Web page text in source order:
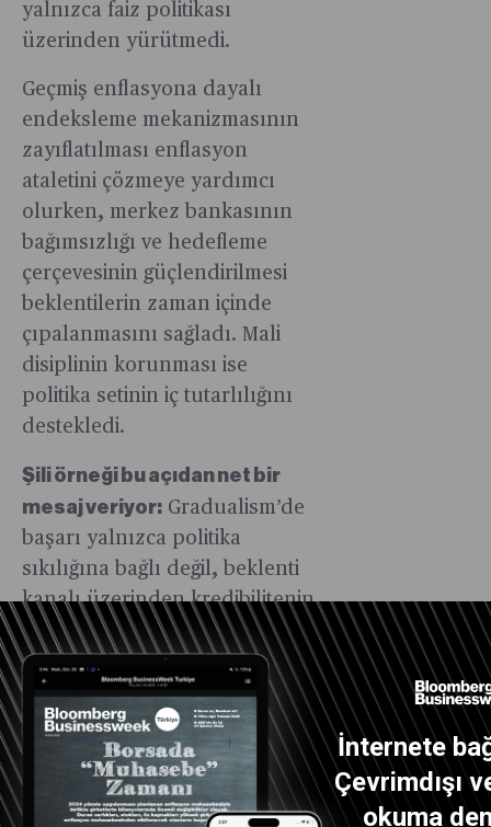
İnternete
Çevrimdışı
okuma
yalnızca faiz politikası
üzerinden yürütmedi.
Geçmiş enflasyona dayalı
endeksleme mekanizmasının
zayıflatılması enflasyon
ataletini çözmeye yardımcı
olurken, merkez bankasının
bağımsızlığı ve hedefleme
çerçevesinin güçlendirilmesi
beklentilerin zaman içinde
çıpalanmasını sağladı. Mali
disiplinin korunması ise
politika setinin iç tutarlılığını
destekledi.
Şili örneği bu açıdan net bir
mesaj veriyor: Gradualism’de
başarı yalnızca politika
sıkılığına bağlı değil, beklenti
kanalı üzerinden kredibilitenin
kalıcı biçimde desteklenmesine
bağlıdır. Çünkü kademeli
dezenflasyon, beklenti
yönetimi ve güvenin
sağlanmasını gerektirir.
Türkiye ve kredibilite: